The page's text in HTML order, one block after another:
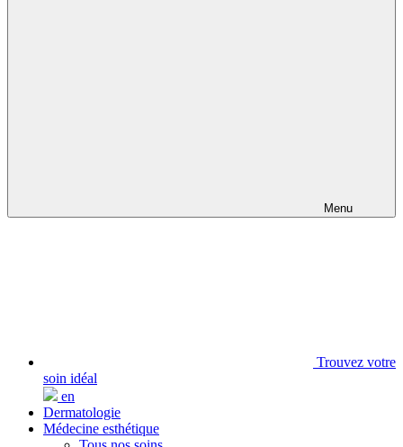
Menu
Trouvez votre
soin idéal
en
Dermatologie
Médecine esthétique